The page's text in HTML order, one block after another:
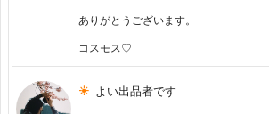
ありがとうございます。
コスモス♡
よい出品者です